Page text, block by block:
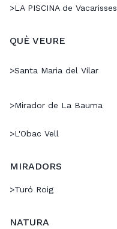
>LA PISCINA de Vacarisses
QUÈ VEURE
>Santa Maria del Vilar
>Mirador de La Bauma
>L'Obac Vell
MIRADORS
>Turó Roig
NATURA